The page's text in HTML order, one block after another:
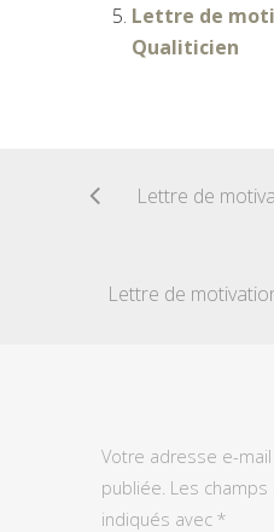
Lettre de
Qualiticien
Votre adresse e-
publiée. Les
indiqués avec *